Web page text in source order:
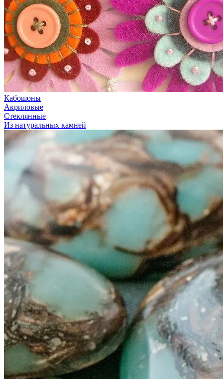
Кабошоны
Акриловые
Стеклянные
Из натуральных камней